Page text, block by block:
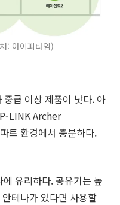
: 아이피타임)
급 이상 제품이 낫다. 아
LINK Archer
트 환경에서 충분하다.
유리하다. 공유기는 높
테나가 있다면 사용할